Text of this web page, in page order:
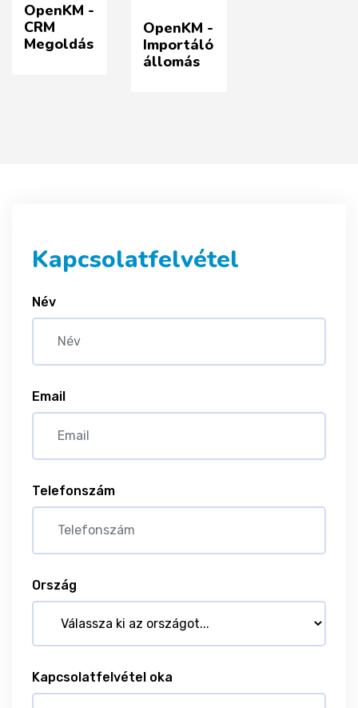
OpenKM -
CRM
Megoldás
OpenKM -
Importáló
állomás
Kapcsolatfelvétel
Név
Email
Telefonszám
Ország
Kapcsolatfelvétel oka